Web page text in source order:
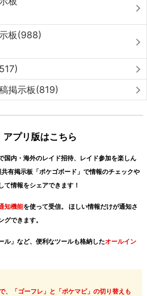
板(988)
掲示板(819)
アプリ版はこちら
国内・海外のレイド招待、レイド参加を楽しん
有掲示板「ポケゴボード」で情報のチェックや
て情報をシェアできます！
知機能を使って受信。 ほしい情報だけが通知さ
グできます。
ル」など、便利なツールも格納したオールイン
、「ゴーフレ」と「ポケマピ」の切り替えも